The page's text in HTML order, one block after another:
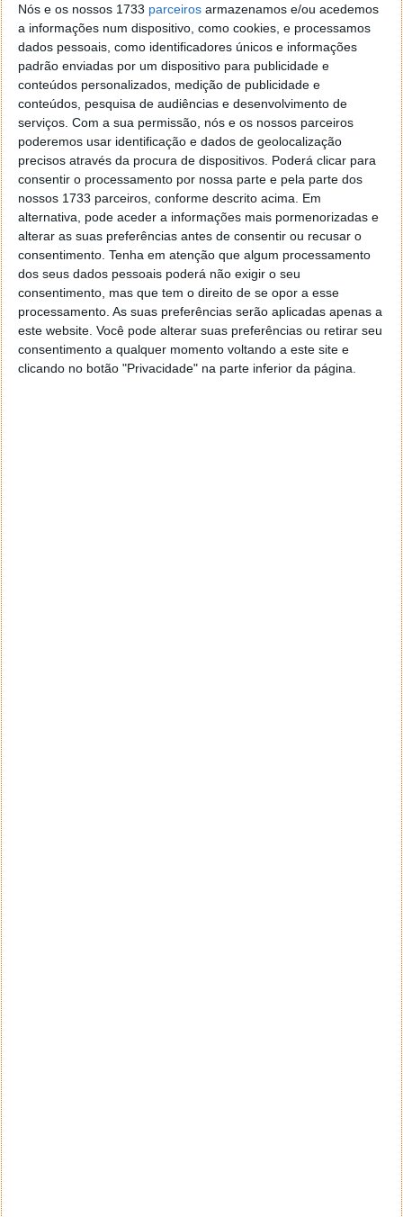
Nós e os nossos 1733 parceiros armazenamos e/ou acedemos
a informações num dispositivo, como cookies, e processamos
dados pessoais, como identificadores únicos e informações
padrão enviadas por um dispositivo para publicidade e
conteúdos personalizados, medição de publicidade e
conteúdos, pesquisa de audiências e desenvolvimento de
serviços. Com a sua permissão, nós e os nossos parceiros
poderemos usar identificação e dados de geolocalização
precisos através da procura de dispositivos. Poderá clicar para
consentir o processamento por nossa parte e pela parte dos
nossos 1733 parceiros, conforme descrito acima. Em
alternativa, pode aceder a informações mais pormenorizadas e
alterar as suas preferências antes de consentir ou recusar o
consentimento. Tenha em atenção que algum processamento
dos seus dados pessoais poderá não exigir o seu
consentimento, mas que tem o direito de se opor a esse
processamento. As suas preferências serão aplicadas apenas a
este website. Você pode alterar suas preferências ou retirar seu
consentimento a qualquer momento voltando a este site e
clicando no botão "Privacidade" na parte inferior da página.
As exportações de energia solar da China atingiram
níveis recorde em março devido à guerra no Irão. Não
se trata apenas de painéis solares, mas também de
veículos elétricos e baterias, o que demonstra que,
quando a situação se torna difícil, procuram-se
alternativas.